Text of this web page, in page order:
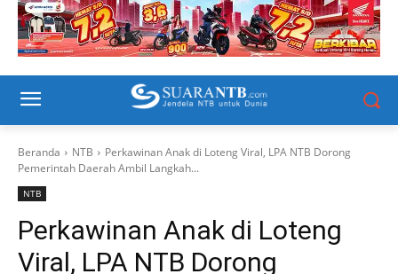
Beranda NTB
Perkawinan Anak di Loteng Viral, LPA NTB Dorong
Pemerintah Daerah Ambil Langkah...
NTB
Perkawinan Anak di Loteng
Viral, LPA NTB Dorong